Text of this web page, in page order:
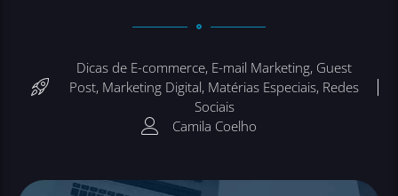
Dicas de E-commerce, E-mail Marketing, Guest
Post, Marketing Digital, Matérias Especiais, Redes
Sociais
Camila Coelho